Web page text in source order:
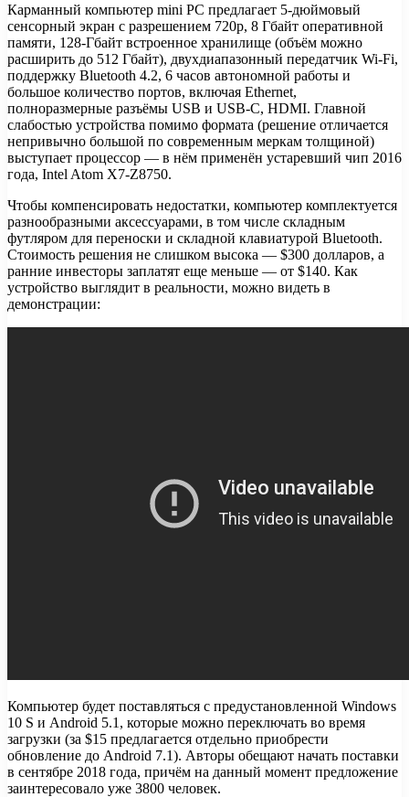
Карманный компьютер mini PC предлагает 5-дюймовый
сенсорный экран с разрешением 720p, 8 Гбайт оперативной
памяти, 128-Гбайт встроенное хранилище (объём можно
расширить до 512 Гбайт), двухдиапазонный передатчик Wi-Fi,
поддержку Bluetooth 4.2, 6 часов автономной работы и
большое количество портов, включая Ethernet,
полноразмерные разъёмы USB и USB-C, HDMI. Главной
слабостью устройства помимо формата (решение отличается
непривычно большой по современным меркам толщиной)
выступает процессор — в нём применён устаревший чип 2016
года, Intel Atom X7-Z8750.
Чтобы компенсировать недостатки, компьютер комплектуется
разнообразными аксессуарами, в том числе складным
футляром для переноски и складной клавиатурой Bluetooth.
Стоимость решения не слишком высока — $300 долларов, а
ранние инвесторы заплатят еще меньше — от $140. Как
устройство выглядит в реальности, можно видеть в
демонстрации:
Компьютер будет поставляться с предустановленной Windows
10 S и Android 5.1, которые можно переключать во время
загрузки (за $15 предлагается отдельно приобрести
обновление до Android 7.1). Авторы обещают начать поставки
в сентябре 2018 года, причём на данный момент предложение
заинтересовало уже 3800 человек.